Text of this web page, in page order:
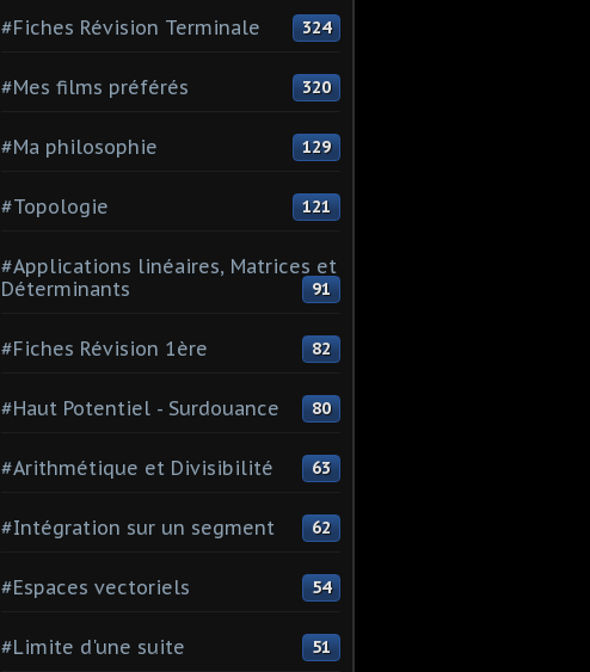
#Fiches Révision Terminale 324
#Mes films préférés 320
#Ma philosophie 129
#Topologie 121
#Applications linéaires, Matrices et
Déterminants
91
#Fiches Révision 1ère 82
#Haut Potentiel - Surdouance 80
#Arithmétique et Divisibilité 63
#Intégration sur un segment 62
#Espaces vectoriels 54
#Limite d'une suite 51